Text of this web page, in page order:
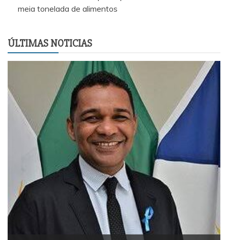
meia tonelada de alimentos
ÚLTIMAS NOTICIAS
EsportesSolidariedade1ª Corrida Solidária da
Palmas reúne 200 participantes e arrecada
tonelada de alimentos